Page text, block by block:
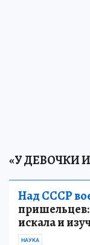
«У ДЕВОЧКИ
Над СССР
пришельцев:
искала и
НАУКА